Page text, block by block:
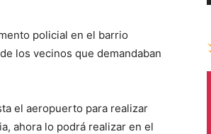
policial en el barrio
los vecinos que demandaban
el aeropuerto para realizar
ahora lo podrá realizar en el